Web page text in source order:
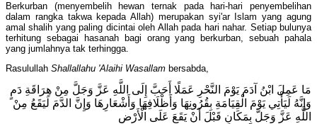
Berkurban (menyembelih hewan ternak pada hari-hari penyembelihan
dalam rangka takwa kepada Allah) merupakan syi'ar Islam yang agung
amal shalih yang paling dicintai oleh Allah pada hari nahar. Setiap bulunya
terhitung sebagai hasanah bagi orang yang berkurban, sebuah pahala
yang jumlahnya tak terhingga.
Rasulullah Shallallahu 'Alaihi Wasallam bersabda,
مَا عَمِلَ ابْنُ آدَمَ يَوْمَ النَّحْرِ عَمَلًا أَحَبَّ إِلَى اللَّهِ عَزَّ وَجَلَّ مِنْ هِرَاقَةِ دَمٍ
وَإِنَّهُ لَيَأْتِي يَوْمَ الْقِيَامَةِ بِقُرُونِهَا وَأَظْلَافِهَا وَأَشْعَارِهَا وَإِنَّ الدَّمَ لَيَقَعُ مِنْ
اللَّهِ عَزَّ وَجَلَّ بِمَكَانٍ قَبْلَ أَنْ يَقَعَ عَلَى الْأَرْضِ